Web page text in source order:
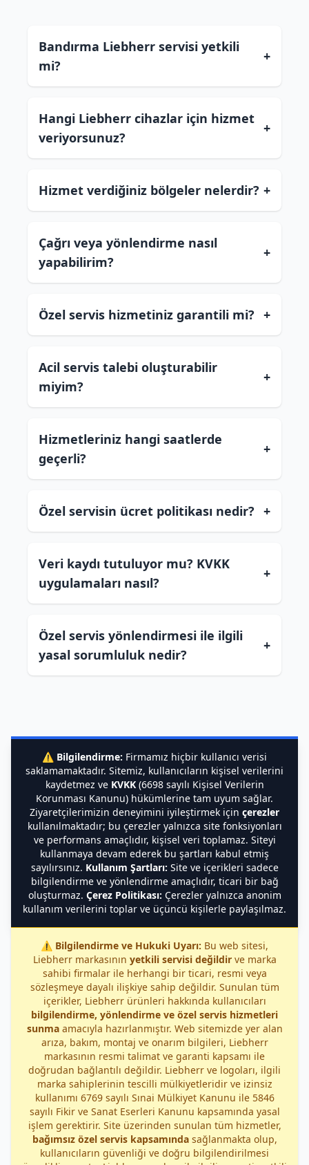
Bandırma Liebherr servisi yetkili
mi?
+
Hangi Liebherr cihazlar için hizmet
veriyorsunuz?
+
Hizmet verdiğiniz bölgeler nelerdir? +
Çağrı veya yönlendirme nasıl
yapabilirim?
+
Özel servis hizmetiniz garantili mi? +
Acil servis talebi oluşturabilir
miyim?
+
Hizmetleriniz hangi saatlerde
geçerli?
+
Özel servisin ücret politikası nedir? +
Veri kaydı tutuluyor mu? KVKK
uygulamaları nasıl?
+
Özel servis yönlendirmesi ile ilgili
yasal sorumluluk nedir?
+
⚠️ Bilgilendirme: Firmamız hiçbir kullanıcı verisi
saklamamaktadır. Sitemiz, kullanıcıların kişisel verilerini
kaydetmez ve KVKK(6698 sayılı Kişisel Verilerin
Korunması Kanunu) hükümlerine tam uyum sağlar.
Ziyaretçilerimizin deneyimini iyileştirmek için çerezler
kullanılmaktadır; bu çerezler yalnızca site fonksiyonları
ve performans amaçlıdır, kişisel veri toplamaz. Siteyi
kullanmaya devam ederek bu şartları kabul etmiş
sayılırsınız. Kullanım Şartları: Site ve içerikleri sadece
bilgilendirme ve yönlendirme amaçlıdır, ticari bir bağ
oluşturmaz. Çerez Politikası: Çerezler yalnızca anonim
kullanım verilerini toplar ve üçüncü kişilerle paylaşılmaz.
⚠️ Bilgilendirme ve Hukuki Uyarı: Bu web sitesi,
Liebherr markasının yetkili servisi değildirve marka
sahibi firmalar ile herhangi bir ticari, resmi veya
sözleşmeye dayalı ilişkiye sahip değildir. Sunulan tüm
içerikler, Liebherr ürünleri hakkında kullanıcıları
bilgilendirme, yönlendirme ve özel servis hizmetleri
sunmaamacıyla hazırlanmıştır. Web sitemizde yer alan
arıza, bakım, montaj ve onarım bilgileri, Liebherr
markasının resmi talimat ve garanti kapsamı ile
doğrudan bağlantılı değildir. Liebherr ve logoları, ilgili
marka sahiplerinin tescilli mülkiyetleridir ve izinsiz
kullanımı 6769 sayılı Sınai Mülkiyet Kanunu ile 5846
sayılı Fikir ve Sanat Eserleri Kanunu kapsamında yasal
işlem gerektirir. Site üzerinden sunulan tüm hizmetler,
bağımsız özel servis kapsamındasağlanmakta olup,
kullanıcıların güvenliği ve doğru bilgilendirilmesi